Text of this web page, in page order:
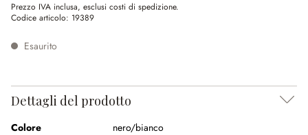
Prezzo IVA inclusa, esclusi costi di spedizione.
Codice articolo: 19389
Esaurito
Dettagli del prodotto
Colore
nero/bianco